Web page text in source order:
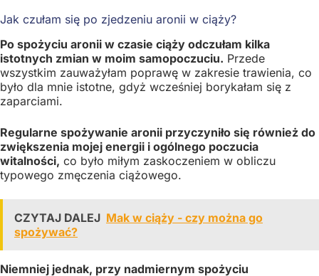
Jak czułam się po zjedzeniu aronii w ciąży?
Po spożyciu aronii w czasie ciąży odczułam kilka
istotnych zmian w moim samopoczuciu. Przede
wszystkim zauważyłam poprawę w zakresie trawienia, co
było dla mnie istotne, gdyż wcześniej borykałam się z
zaparciami.
Regularne spożywanie aronii przyczyniło się również do
zwiększenia mojej energii i ogólnego poczucia
witalności, co było miłym zaskoczeniem w obliczu
typowego zmęczenia ciążowego.
CZYTAJ DALEJ Mak w ciąży - czy można go
spożywać?
Niemniej jednak, przy nadmiernym spożyciu